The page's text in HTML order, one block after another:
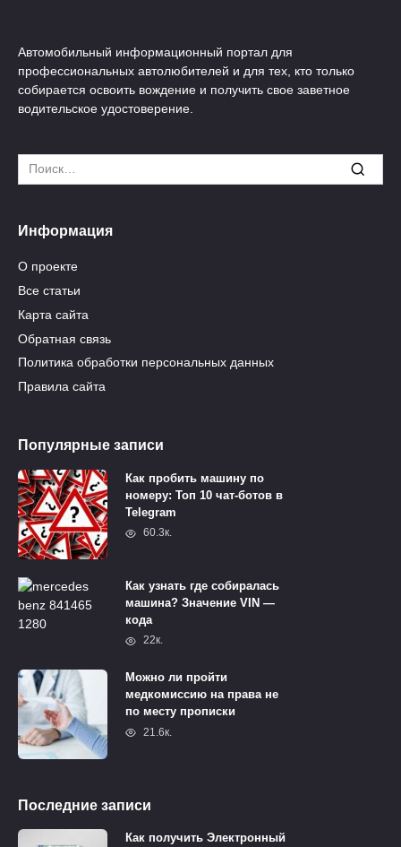
Автомобильный информационный портал для
профессиональных автолюбителей и для тех, кто только
собирается освоить вождение и получить свое заветное
водительское удостоверение.
Search
for:
Информация
О проекте
Все статьи
Карта сайта
Обратная связь
Политика обработки персональных данных
Правила сайта
Популярные записи
Как пробить машину по
номеру: Топ 10 чат-ботов в
Telegram
60.3к.
Как узнать где собиралась
машина? Значение VIN —
кода
22к.
Можно ли пройти
медкомиссию на права не
по месту прописки
21.6к.
Последние записи
Как получить Электронный